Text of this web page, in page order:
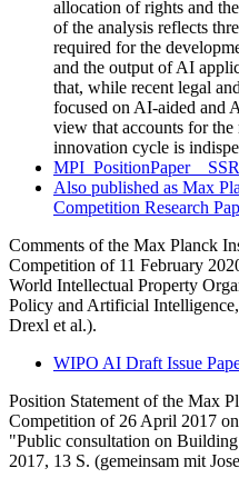
allocation of rights and
of the analysis reflects
required for the
and the output of AI
that, while recent legal
focused on AI-aided and
view that accounts for
innovation cycle is
Also published as Max
Competition Research
Comments of the Max Planck
Competition of 11 February
World Intellectual Property
Policy and Artificial Intelligence,
Drexl et al.).
WIPO AI Draft Issue
Position Statement of the Max
Competition of 26 April 2017
"Public consultation on
2017, 13 S. (gemeinsam mit